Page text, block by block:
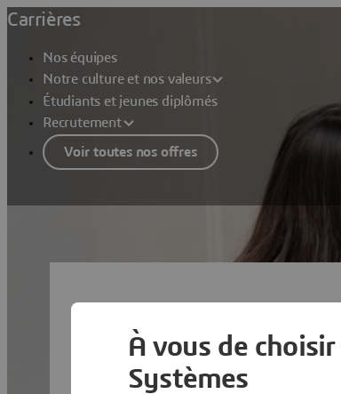
Carrières
Nos équipes
Notre culture et nos valeurs
Étudiants et jeunes diplômés
Recrutement
Voir toutes nos offres
À vous de
Systèmes